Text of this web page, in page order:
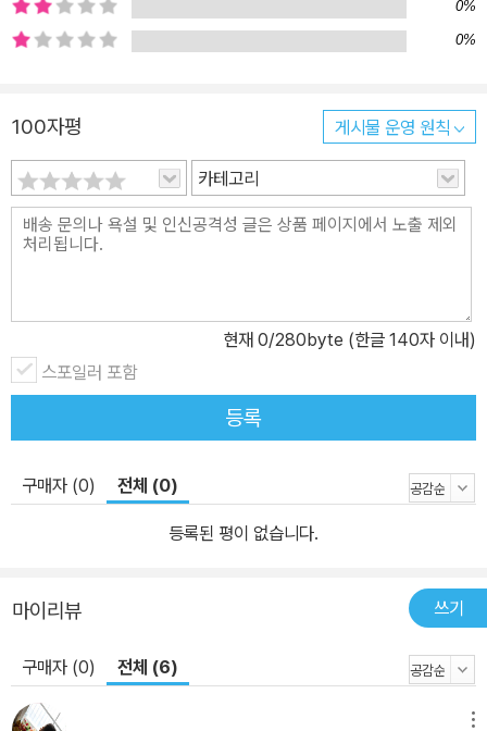
0%
0%
100자평 게시물 운영 원칙
카테고리
현재 0/280byte (한글 140자 이내)
스포일러 포함
등록
구매자 (0) 전체 (0)
등록된 평이 없습니다.
마이리뷰 쓰기
구매자 (0) 전체 (6)